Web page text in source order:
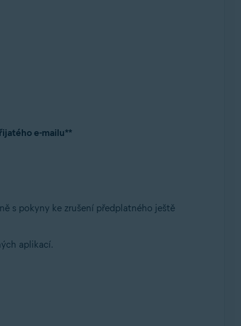
e-mailu**
s pokyny ke zrušení předplatného ještě
aplikací.